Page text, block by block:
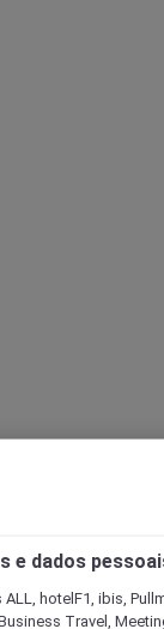
e dados
hotelF1, ibis,
Travel,